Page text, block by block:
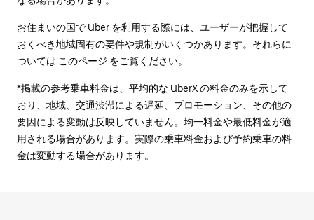
お住まいの国で Uber を利用する際には、ユーザーが把握して
おくべき地域固有の要件や規制がいくつかあります。それらに
ついては このページ をご覧ください。
*掲載の参考乗車料金は、平均的な UberX の料金のみを示して
おり、地域、交通渋滞による遅延、プロモーション、その他の
要因による変動は反映していません。均一料金や最低料金が適
用される場合があります。実際の乗車料金および予約乗車の料
金は変動する場合があります。